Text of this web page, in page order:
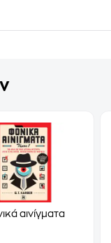
αινίγματα